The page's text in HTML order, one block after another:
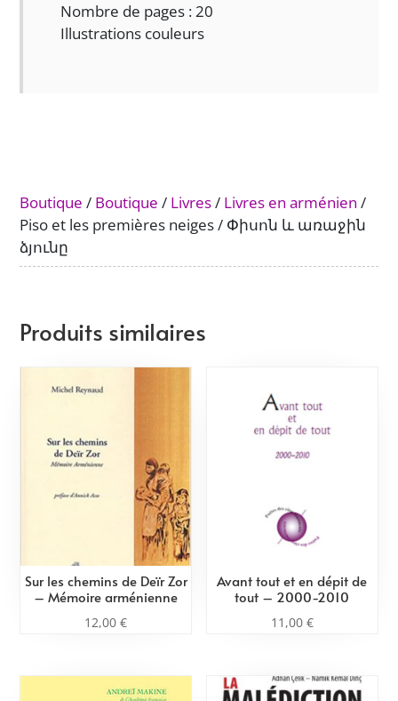
Nombre de pages : 20
Illustrations couleurs
Boutique / Boutique / Livres/ Livres en arménien /
Piso et les premières neiges / Փիսոն և առաջին
ձյունը
Produits similaires
Sur les chemins de Deïr Zor
– Mémoire arménienne
12,00€
Avant tout et en dépit de
tout – 2000-2010
11,00 €